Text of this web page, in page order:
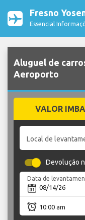
Fresno
Essencial
Aluguel de
Aeroporto
VALOR
Local de
Devolução
Data de